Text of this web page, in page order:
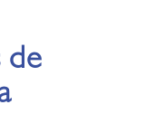
de